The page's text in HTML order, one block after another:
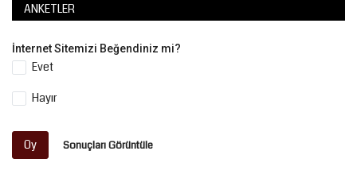
ANKETLER
İnternet Sitemizi Beğendiniz mi?
Evet
Hayır
Oy Sonuçları Görüntüle